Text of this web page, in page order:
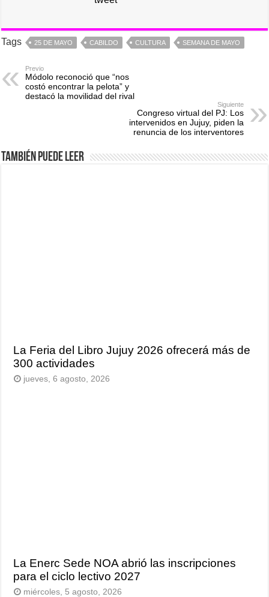
Tags 25 DE MAYO CABILDO CULTURA SEMANA DE MAYO
Previo
Módolo reconoció que “nos
costó encontrar la pelota” y
destacó la movilidad del rival
Siguiente
Congreso virtual del PJ: Los
intervenidos en Jujuy, piden la
renuncia de los interventores
También puede leer
La Feria del Libro Jujuy 2026 ofrecerá más de
300 actividades
jueves, 6 agosto, 2026
La Enerc Sede NOA abrió las inscripciones
para el ciclo lectivo 2027
miércoles, 5 agosto, 2026